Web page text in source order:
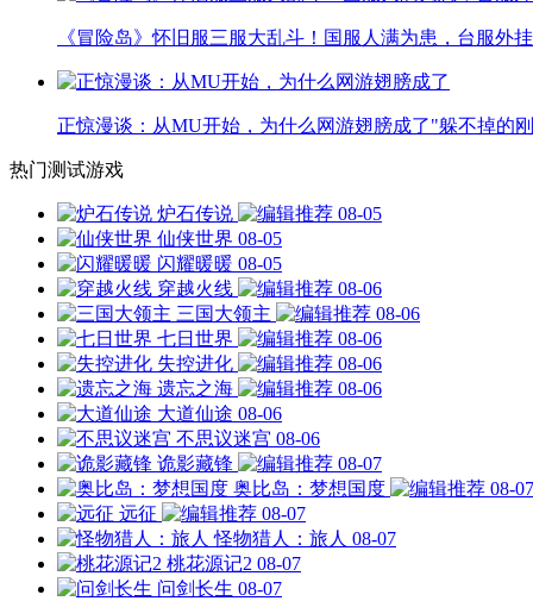
《冒险岛》怀旧服三服大乱斗！国服人满为患，台服外
正惊漫谈：从MU开始，为什么网游翅膀成了"躲不掉的
热门测试游戏
炉石传说
08-05
仙侠世界 08-05
闪耀暖暖 08-05
穿越火线
08-06
三国大领主
08-06
七日世界
08-06
失控进化
08-06
遗忘之海
08-06
大道仙途 08-06
不思议迷宫 08-06
诡影藏锋
08-07
奥比岛：梦想国度
08-07
远征
08-07
怪物猎人：旅人 08-07
桃花源记2 08-07
问剑长生 08-07